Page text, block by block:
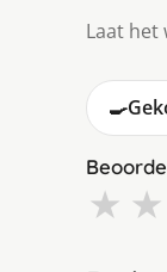
Laat het
🍳
★ ★